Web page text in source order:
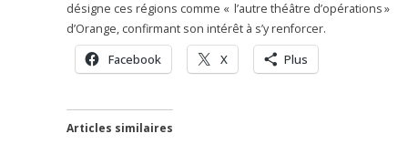
désigne ces régions comme « l’autre théâtre d’opérations »
d’Orange, confirmant son intérêt à s’y renforcer.
Facebook X Plus
Articles similaires